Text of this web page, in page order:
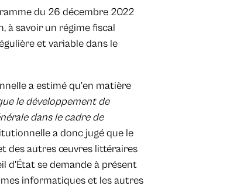
du 26 décembre 2022
à savoir un régime fiscal
et variable dans le
a estimé qu'en matière
le développement de
dans le cadre de
a donc jugé que le
des autres œuvres littéraires
d'État se demande à présent
informatiques et les autres